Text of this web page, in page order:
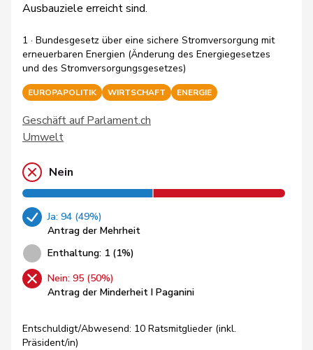
Ausbauziele erreicht sind.
1 · Bundesgesetz über eine sichere Stromversorgung mit
erneuerbaren Energien (Änderung des Energiegesetzes
und des Stromversorgungsgesetzes)
EUROPAPOLITIK WIRTSCHAFT ENERGIE
Geschäft auf Parlament.ch
Umwelt
Nein
Ja: 94 (49%)
Antrag der Mehrheit
Enthaltung: 1 (1%)
Nein: 95 (50%)
Antrag der Minderheit I Paganini
Entschuldigt/Abwesend: 10 Ratsmitglieder (inkl.
Präsident/in)